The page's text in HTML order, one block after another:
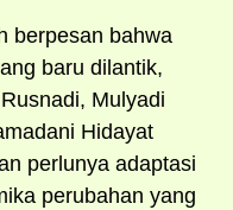
berpesan bahwa
baru dilantik,
Mulyadi
Hidayat
perlunya adaptasi
perubahan yang